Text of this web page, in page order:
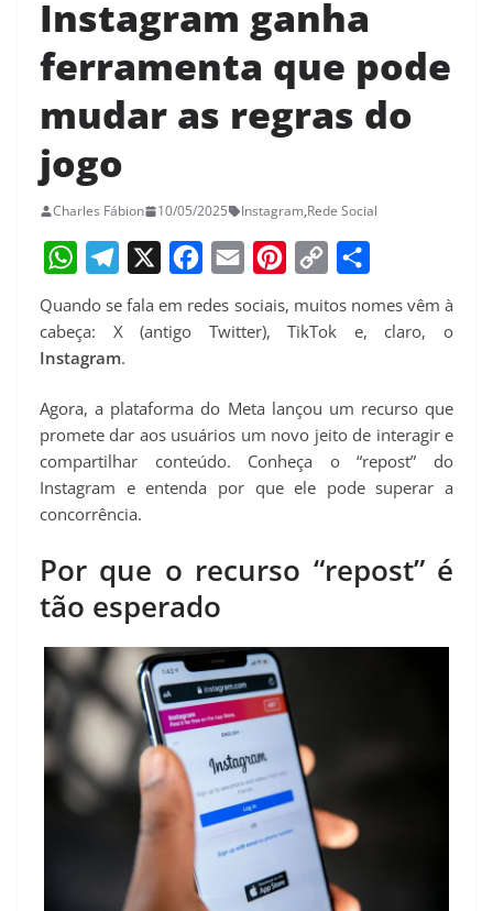
Instagram ganha
ferramenta que pode
mudar as regras do
jogo
Charles Fábion 10/05/2025 Instagram,Rede Social
h
a
s
A
p
p
e
l
g
r
a
m
a
b
o
o
m
l
i
e
r
e
o
L
i
n
e
Quando se fala em redes sociais, muitos nomes vêm à
cabeça: X (antigo Twitter), TikTok e, claro, o
Instagram.
Agora, a plataforma do Meta lançou um recurso que
promete dar aos usuários um novo jeito de interagir e
compartilhar conteúdo. Conheça o “repost” do
Instagram e entenda por que ele pode superar a
concorrência.
Por que o recurso “repost” é
tão esperado